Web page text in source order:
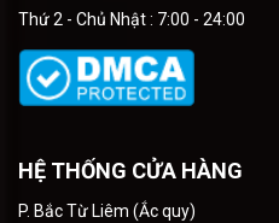
Thứ 2 - Chủ Nhật : 7:00 - 24:00
HỆ THỐNG CỬA HÀNG
P. Bắc Từ Liêm (Ắc quy)